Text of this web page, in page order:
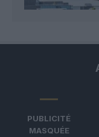
PUBLICITÉ
MASQUÉE